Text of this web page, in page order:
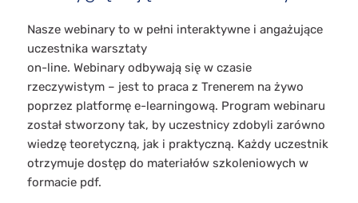
Nasze webinary to w pełni interaktywne i angażujące
uczestnika warsztaty
on-line. Webinary odbywają się w czasie
rzeczywistym – jest to praca z Trenerem na żywo
poprzez platformę e-learningową. Program webinaru
został stworzony tak, by uczestnicy zdobyli zarówno
wiedzę teoretyczną, jak i praktyczną. Każdy uczestnik
otrzymuje dostęp do materiałów szkoleniowych w
formacie pdf.